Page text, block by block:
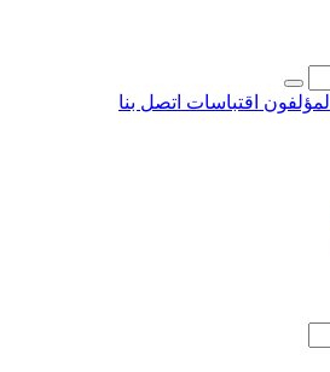
المؤلفون اقتباسات اتصل بنا